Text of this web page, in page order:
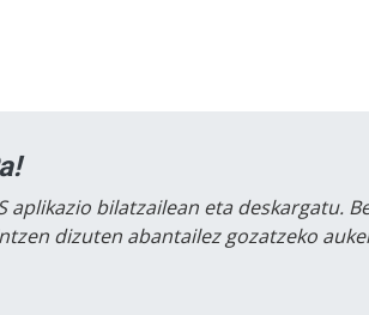
aplikazio bilatzailean eta deskargatu.
dizuten abantailez gozatzeko